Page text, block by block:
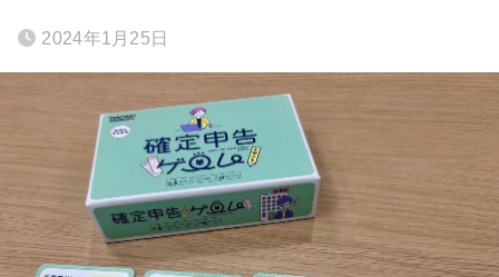
2024年1月25日